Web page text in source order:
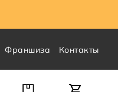
Франшиза Контакты